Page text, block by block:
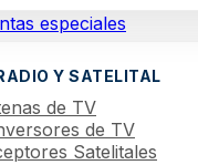
especiales
Y SATELITAL
de TV
de TV
Satelitales